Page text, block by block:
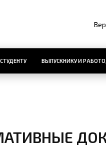
СТУДЕНТУ ВЫПУСКНИКУ И